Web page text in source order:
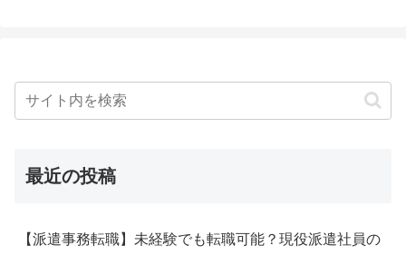
最近の投稿
【派遣事務転職】未経験でも転職可能？現役派遣社員の